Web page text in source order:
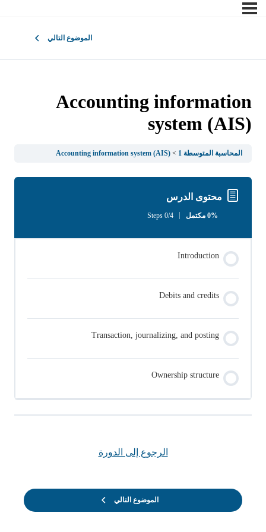
الموضوع التالي
Accounting information
system (AIS)
المحاسبة المتوسطة 1 Accounting information system (AIS)
محتوى الدرس
0% مكتمل 0/4 Steps
Introduction
Debits and credits
Transaction, journalizing, and posting
Ownership structure
الرجوع إلى الدورة
الموضوع التالي